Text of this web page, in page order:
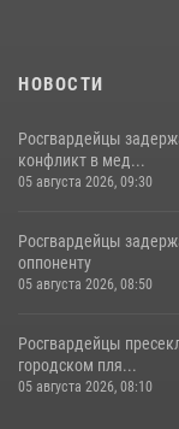
НОВОСТИ
Росгвардейцы
конфликт в мед...
05 августа 2026, 09:30
Росгвардейцы
оппоненту
05 августа 2026, 08:50
Росгвардейцы
городском пля...
05 августа 2026, 08:10